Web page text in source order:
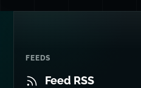
FEEDS
Feed RSS